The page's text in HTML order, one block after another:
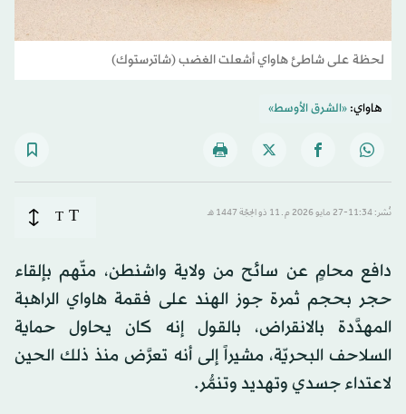
لحظة على شاطئ هاواي أشعلت الغضب (شاترستوك)
هاواي:«الشرق الأوسط»
نُشر: 11:34-27 مايو 2026 م ـ 11 ذو الحِجّة 1447 هـ T
T
دافع محامٍ عن سائح من ولاية واشنطن، متّهم بإلقاء
حجر بحجم ثمرة جوز الهند على فقمة هاواي الراهبة
المهدَّدة بالانقراض، بالقول إنه كان يحاول حماية
السلاحف البحريّة، مشيراً إلى أنه تعرَّض منذ ذلك الحين
لاعتداء جسدي وتهديد وتنمُّر.